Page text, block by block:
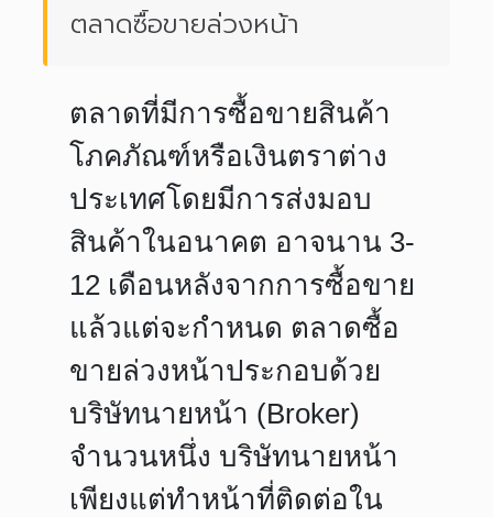
ตลาดซื้อขายล่วงหน้า
ตลาดที่มีการซื้อขายสินค้า
โภคภัณฑ์หรือเงินตราต่าง
ประเทศโดยมีการส่งมอบ
สินค้าในอนาคต อาจนาน 3-
12 เดือนหลังจากการซื้อขาย
แล้วแต่จะกำหนด ตลาดซื้อ
ขายล่วงหน้าประกอบด้วย
บริษัทนายหน้า (Broker)
จำนวนหนึ่ง บริษัทนายหน้า
เพียงแต่ทำหน้าที่ติดต่อใน